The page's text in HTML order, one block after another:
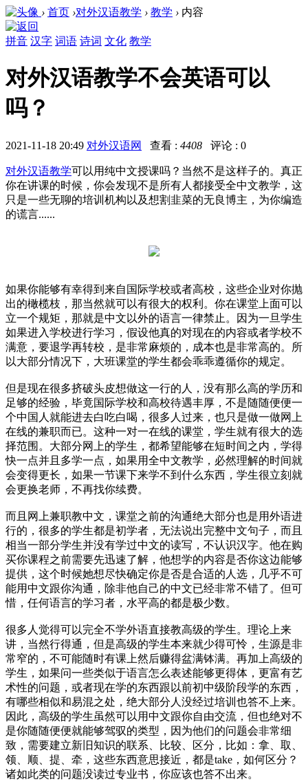
› 首页 ›对外汉语教学 › 教学 › 内容
拼音 汉字 词语 诗词 文化 教学
对外汉语教学不会英语可以
吗？
2021-11-18 20:49 对外汉语网 查看 : 4408 评论 : 0
对外汉语教学可以用纯中文授课吗？当然不是这样子的。真正
你在讲课的时候，你会发现不是所有人都接受全中文教学，这
只是一些无聊的培训机构以及想割韭菜的无良博主，为你编造
的谎言......
如果你能够有幸得到来自国际学校或者高校，这些企业对你抛
出的橄榄枝，那当然就可以有很大的权利。你在课堂上面可以
立一个规矩，那就是中文以外的语言一律禁止。因为一旦学生
如果进入学校进行学习，假设他真的对现在的内容或者学校不
满意，要退学再转校，是非常麻烦的，成本也是非常高的。所
以大部分情况下，大班课堂的学生都会乖乖遵循你的规定。
但是现在很多挤破头皮想做这一行的人，没有那么高的学历和
足够的经验，毕竟国际学校和高校待遇丰厚，不是随随便便一
个中国人就能进去白吃白喝，很多人过来，也只是做一做网上
在线的兼职而已。这种一对一在线的课堂，学生就有很大的选
择范围。大部分网上的学生，都希望能够在短时间之内，学得
快一点并且多学一点，如果用全中文教学，必然理解的时间就
会变得更长，如果一节课下来学不到什么东西，学生很立刻就
会更换老师，不再找你续费。
而且网上兼职教中文，课堂之前的沟通绝大部分也是用外语进
行的，很多的学生都是初学者，无法说出完整中文句子，而且
相当一部分学生并没有学过中文的读写，不认识汉字。他在购
买你课程之前需要先迅速了解，他想学的内容是否你这边能够
提供，这个时候她想尽快确定你是否是合适的人选，几乎不可
能用中文跟你沟通，除非他自己的中文已经非常不错了。但可
惜，任何语言的学习者，水平高的都是极少数。
很多人觉得可以完全不学外语直接教高级的学生。理论上来
讲，当然行得通，但是高级的学生本来就少得可怜，生源是非
常窄的，不可能随时有课上然后赚得盆满钵满。再加上高级的
学生，如果问一些类似于语言怎么表述能够更得体，更富有艺
术性的问题，或者现在学的东西跟以前初中级阶段学的东西，
有哪些相似和易混之处，绝大部分人没经过培训也答不上来。
因此，高级的学生虽然可以用中文跟你自由交流，但也绝对不
是你随随便便就能够驾驭的类型，因为他们的问题会非常细
致，需要建立新旧知识的联系、比较、区分，比如：拿、取、
领、顺、提、牵，这些东西意思接近，都是take，如何区分？
诸如此类的问题没读过专业书，你应该也答不出来。